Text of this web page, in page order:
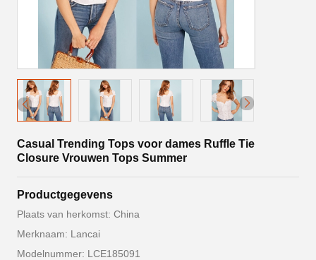
Casual Trending Tops voor dames Ruffle Tie
Closure Vrouwen Tops Summer
Productgegevens
Plaats van herkomst: China
Merknaam: Lancai
Modelnummer: LCE185091